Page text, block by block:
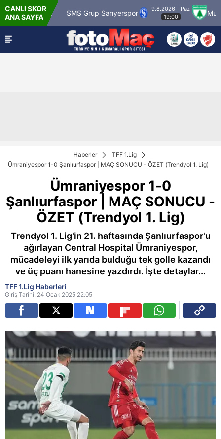
CANLI SKOR
ANA SAYFA
SMS Grup Sarıyerspor
9.8.2026 - Paz
19:00
Haberler
TFF 1.Lig
Ümraniyespor 1-0 Şanlıurfaspor | MAÇ SONUCU - ÖZET (Trendyol 1. Lig)
Ümraniyespor 1-0
Şanlıurfaspor | MAÇ SONUCU -
ÖZET (Trendyol 1. Lig)
Trendyol 1. Lig'in 21. haftasında Şanlıurfaspor'u
ağırlayan Central Hospital Ümraniyespor,
mücadeleyi ilk yarıda bulduğu tek golle kazandı
ve üç puanı hanesine yazdırdı. İşte detaylar...
TFF 1.Lig Haberleri
Giriş Tarihi: 24 Ocak 2025 22:05